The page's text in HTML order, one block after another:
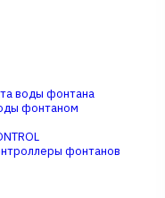
воды фонтана
фонтаном
фонтанов